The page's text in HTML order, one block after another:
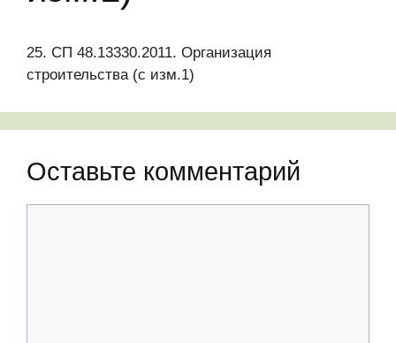
25. СП 48.13330.2011. Организация
строительства (с изм.1)
Оставьте комментарий